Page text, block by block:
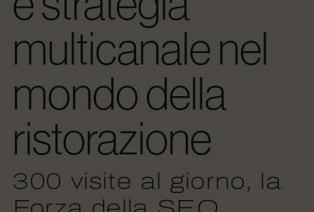
multicanale nel
mondo della
ristorazione
300 visite al giorno, la